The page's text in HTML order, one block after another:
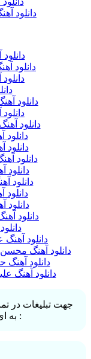
دانلود
دانلود
دانلود
دانلود
دانلود
دانلود
دانلود
دانلود
دانلود
دانلود
دانلود
دانلود
دانلود آهنگ
دانلود
دانلود آهنگ
جهت تبلیغات در
به ای دی زیر در تلگرام پیام دهید :